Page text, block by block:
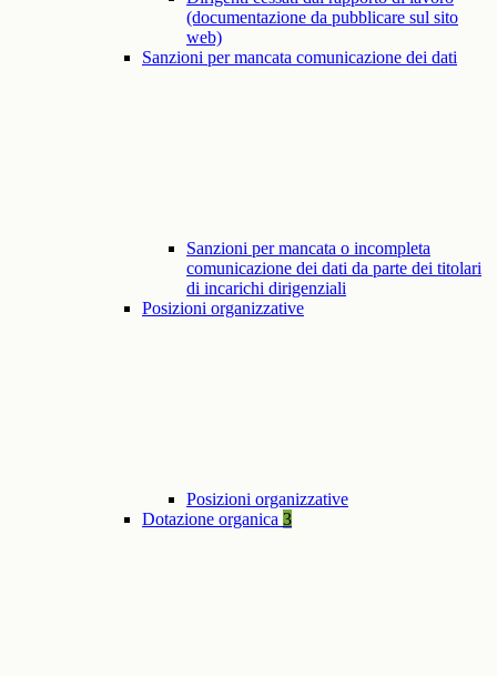
(documentazione da pubblicare sul sito
web)
Sanzioni per mancata comunicazione dei dati
Sanzioni per mancata o incompleta
comunicazione dei dati da parte dei titolari
di incarichi dirigenziali
Posizioni organizzative
Posizioni organizzative
Dotazione organica 3